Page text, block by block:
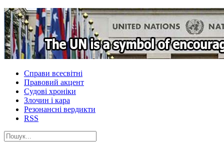
Справи всесвітні
Правовий акцент
Судові хроніки
Злочин і кара
Резонансні вердикти
RSS